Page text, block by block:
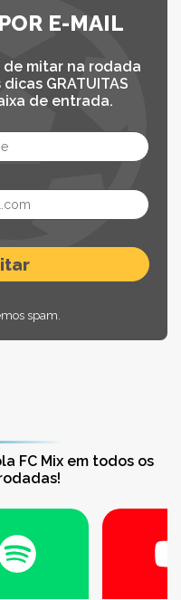
E-MAIL
de mitar na rodada
GRATUITAS
de entrada.
spam.
FC Mix em todos os